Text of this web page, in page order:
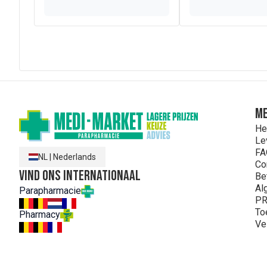
NL Nederlands
Vind ons internationaal
Parapharmacie
Pharmacy